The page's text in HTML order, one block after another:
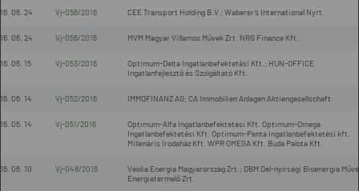
06. 24 Vj-056/2016 CEE Transport Holding B.V.; Waberer’s International Nyrt.
06. 24 Vj-055/2016 MVM Magyar Villamos Művek Zrt. NRG Finance Kft.
06. 15 Vj-053/2016
Optimum-Delta Ingatlanbefektetési Kft.; HUN-OFFICE
Ingatlanfejlesztő és Szolgáltató Kft.
06. 14 Vj-052/2016 IMMOFINANZ AG; CA Immobilien Anlagen Aktiengesellschaft
06. 14 Vj-051/2016
Optimum-Alfa Ingatlanbefektetési Kft. Optimum-Omega
Ingatlanbefektetési Kft. Optimum-Penta Ingatlanbefektetési kft.
Millenáris Irodaház Kft. WPR OMEGA Kft. Buda Palota Kft.
06. 10 Vj-048/2016
Veolia Energia Magyarország Zrt.; DBM Dél-nyírségi Bioenergia
Energiatermelő Zrt.